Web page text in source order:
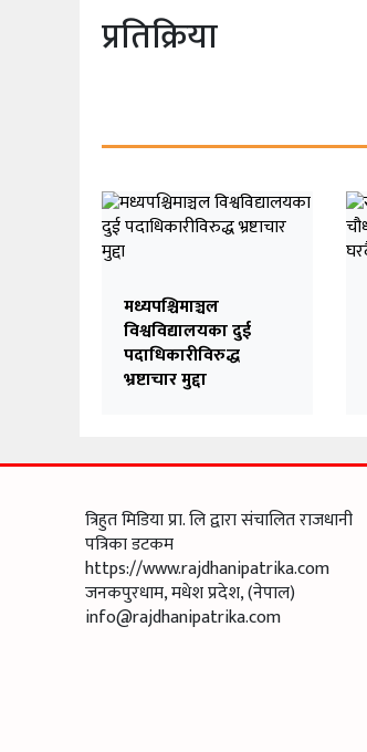
प्रतिक्रिया
मध्यपश्चिमाञ्चल
विश्वविद्यालयका दुई
पदाधिकारीविरुद्ध
भ्रष्टाचार मुद्दा
त्रिहुत मिडिया प्रा. लि द्वारा संचालित राजधानी
पत्रिका डटकम
https://www.rajdhanipatrika.com
जनकपुरधाम, मधेश प्रदेश, (नेपाल)
info@rajdhanipatrika.com